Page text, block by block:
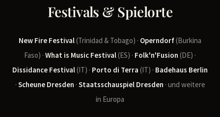
Festivals & Spielorte
New Fire Festival(Trinidad & Tobago) · Operndorf(Burkina
Faso) · What is Music Festival(ES) · Folk'n'Fusion (DE) ·
Dissidance Festival(IT) · Porto di Terra (IT) · Badehaus Berlin
· Scheune Dresden · Staatsschauspiel Dresden · und weitere
in Europa